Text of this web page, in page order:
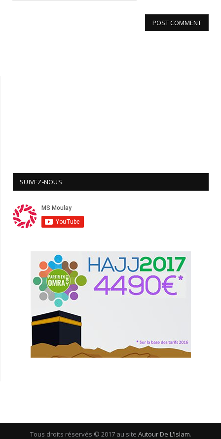
SUIVEZ-NOUS
Tous droits réservés © 2017 au site Autour De L'Islam.